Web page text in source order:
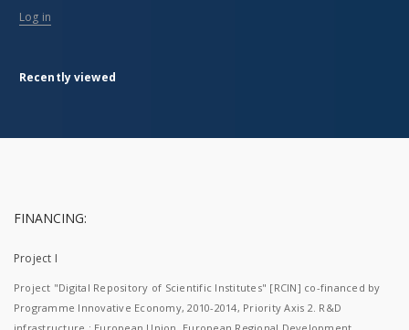
Log in
Recently viewed
FINANCING:
Project I
Project "Digital Repository of Scientific Institutes" [RCIN] co-financed by
Programme Innovative Economy, 2010-2014, Priority Axis 2. R&D